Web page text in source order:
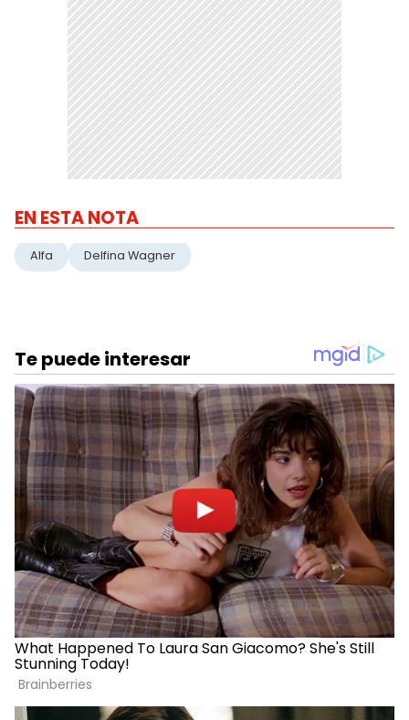
EN ESTA NOTA
Alfa Delfina Wagner